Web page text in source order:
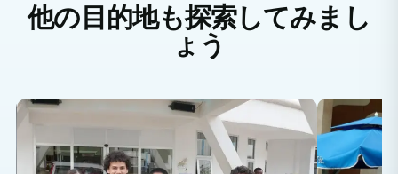
他の目的地も探索してみまし
ょう